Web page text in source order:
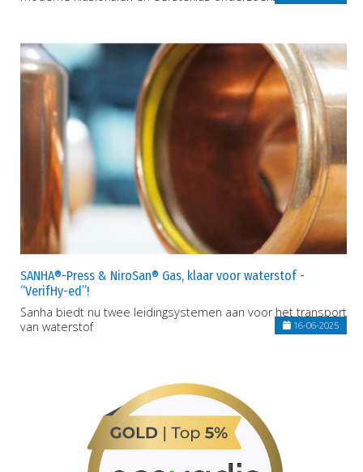
SANHA®-Press & NiroSan® Gas, klaar voor waterstof -
“VerifHy-ed”!
Sanha biedt nu twee leidingsystemen aan voor het transport
van waterstof
16-06-2025